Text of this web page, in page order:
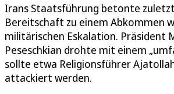
Irans Staatsführung betonte
Bereitschaft zu einem Abkommen
militärischen Eskalation. Präsident
Peseschkian drohte mit einem
sollte etwa Religionsführer
attackiert werden.